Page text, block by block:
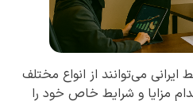
می‌توانند از انواع مختلف
مزایا و شرایط خاص خود را